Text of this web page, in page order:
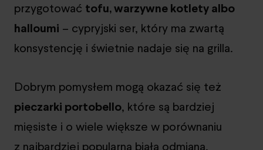
przygotować tofu, warzywne kotlety albo
halloumi – cypryjski ser, który ma zwartą
konsystencję i świetnie nadaje się na grilla.
Dobrym pomysłem mogą okazać się też
pieczarki portobello, które są bardziej
mięsiste i o wiele większe w porównaniu
z najbardziej popularną białą odmianą.